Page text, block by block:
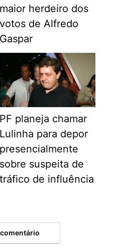
maior herdeiro dos
votos de Alfredo
Gaspar
PF planeja chamar
Lulinha para depor
presencialmente
sobre suspeita de
tráfico de influência